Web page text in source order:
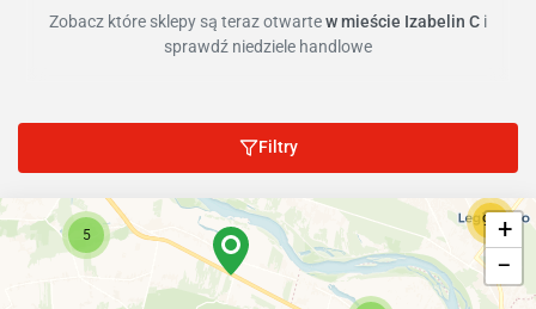
Zobacz które sklepy są teraz otwartew mieście Izabelin C i
sprawdź niedziele handlowe
Filtry
5
97 +
−